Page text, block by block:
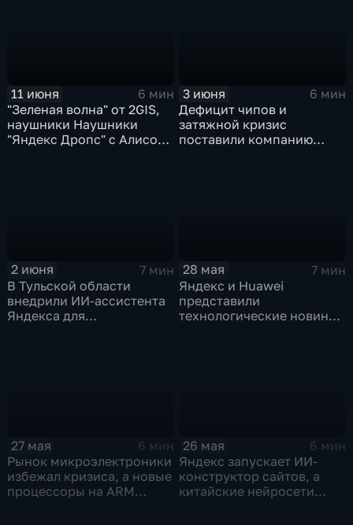
11 июня
6 мин
"Зеленая волна" от 2GIS,
наушники Наушники
"Яндекс Дропс" с Алисой
3 июня
6 мин
Дефицит чипов и
затяжной кризис
поставили компанию
2 июня
7 мин
В Тульской области
внедрили ИИ-ассистента
Яндекса для
28 мая
7 мин
Яндекс и Huawei
представили
технологические новинки
27 мая
6 мин
Рынок микроэлектроники
избежал кризиса, а новые
процессоры на ARM
26 мая
6 мин
Яндекс запускает ИИ-
конструктор сайтов, а
китайские нейросети